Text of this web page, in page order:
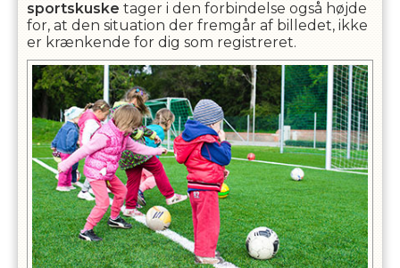
sportskuske tager i den forbindelse også højde
for, at den situation der fremgår af billedet, ikke
er krænkende for dig som registreret.